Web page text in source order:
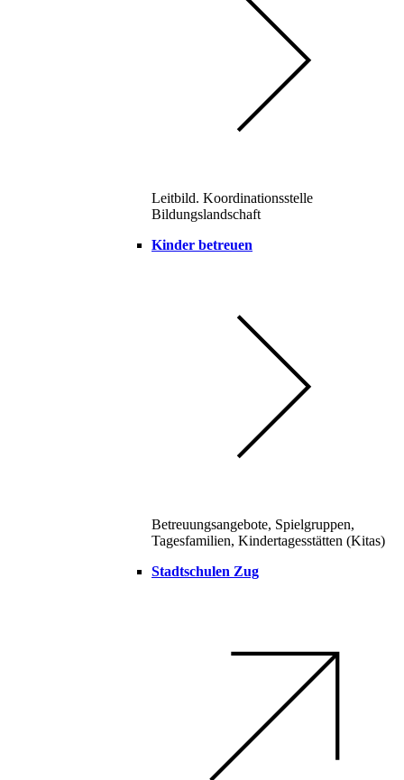
Leitbild. Koordinationsstelle
Bildungslandschaft
Kinder betreuen
Betreuungsangebote, Spielgruppen,
Tagesfamilien, Kindertagesstätten (Kitas)
Stadtschulen Zug